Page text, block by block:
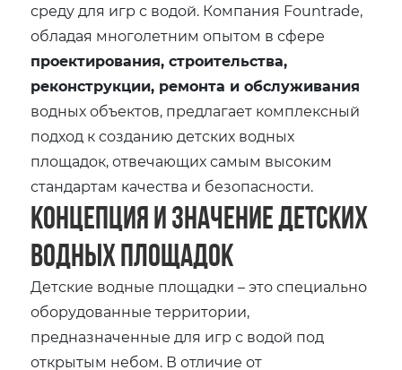
среду для игр с водой. Компания Fountrade,
обладая многолетним опытом в сфере
проектирования, строительства,
реконструкции, ремонта и обслуживания
водных объектов, предлагает комплексный
подход к созданию детских водных
площадок, отвечающих самым высоким
стандартам качества и безопасности.
Концепция и значение детских
водных площадок
Детские водные площадки – это специально
оборудованные территории,
предназначенные для игр с водой под
открытым небом. В отличие от